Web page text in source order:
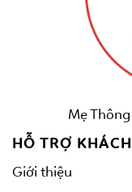
Mẹ
HỖ TRỢ
Giới thiệu